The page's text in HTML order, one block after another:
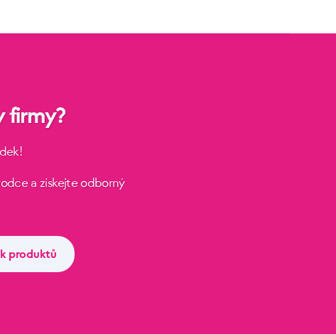
firmy?
a získejte odborný
produktů